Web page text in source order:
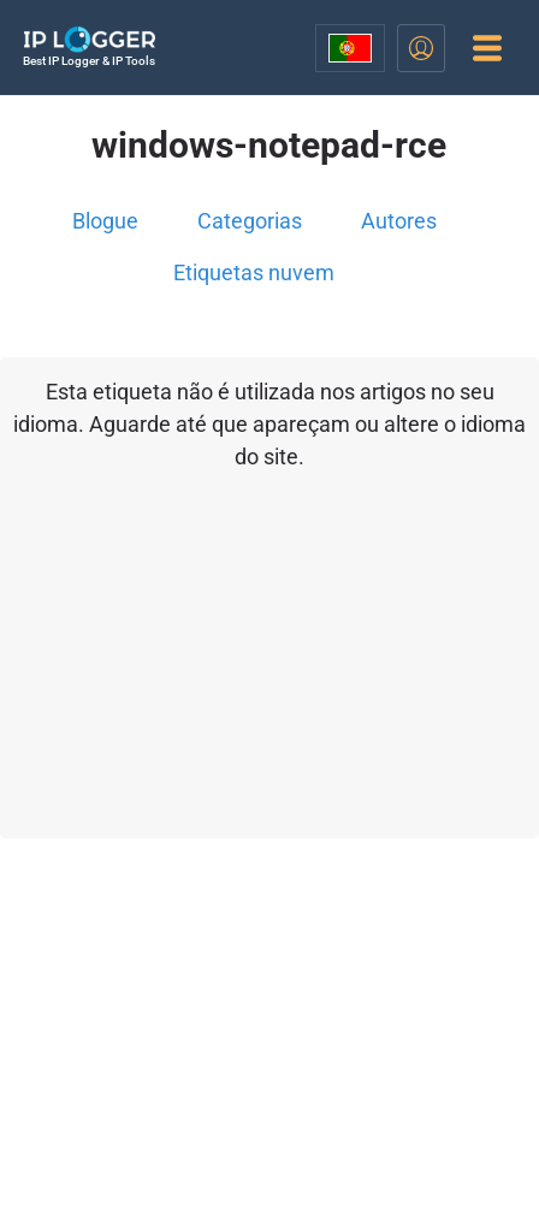
Best IP Logger & IP Tools
windows-notepad-rce
Blogue Categorias Autores
Etiquetas nuvem